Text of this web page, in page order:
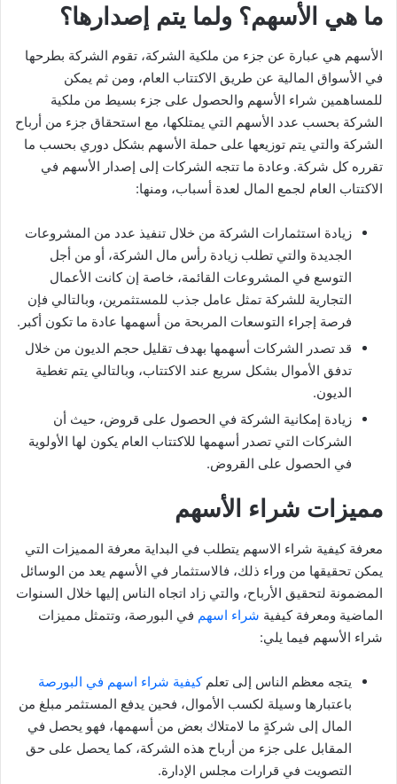
ما هي الأسهم؟ ولما يتم إصدارها؟
الأسهم هي عبارة عن جزء من ملكية الشركة، تقوم الشركة بطرحها
في الأسواق المالية عن طريق الاكتتاب العام، ومن ثم يمكن
للمساهمين شراء الأسهم والحصول على جزء بسيط من ملكية
الشركة بحسب عدد الأسهم التي يمتلكها، مع استحقاق جزء من أرباح
الشركة والتي يتم توزيعها على حملة الأسهم بشكل دوري بحسب ما
تقرره كل شركة. وعادة ما تتجه الشركات إلى إصدار الأسهم في
الاكتتاب العام لجمع المال لعدة أسباب، ومنها:
زيادة استثمارات الشركة من خلال تنفيذ عدد من المشروعات
الجديدة والتي تطلب زيادة رأس مال الشركة، أو من أجل
التوسع في المشروعات القائمة، خاصة إن كانت الأعمال
التجارية للشركة تمثل عامل جذب للمستثمرين، وبالتالي فإن
فرصة إجراء التوسعات المربحة من أسهمها عادة ما تكون أكبر.
قد تصدر الشركات أسهمها بهدف تقليل حجم الديون من خلال
تدفق الأموال بشكل سريع عند الاكتتاب، وبالتالي يتم تغطية
الديون.
زيادة إمكانية الشركة في الحصول على قروض، حيث أن
الشركات التي تصدر أسهمها للاكتتاب العام يكون لها الأولوية
في الحصول على القروض.
مميزات شراء الأسهم
معرفة كيفية شراء الاسهم يتطلب في البداية معرفة المميزات التي
يمكن تحقيقها من وراء ذلك، فالاستثمار في الأسهم يعد من الوسائل
المضمونة لتحقيق الأرباح، والتي زاد اتجاه الناس إليها خلال السنوات
الماضية ومعرفة كيفية شراء اسهم في البورصة، وتتمثل مميزات
شراء الأسهم فيما يلي:
يتجه معظم الناس إلى تعلمكيفية شراء اسهم في البورصة
باعتبارها وسيلة لكسب الأموال، فحين يدفع المستثمر مبلغ من
المال إلى شركةٍ ما لامتلاك بعض من أسهمها، فهو يحصل في
المقابل على جزء من أرباح هذه الشركة، كما يحصل على حق
التصويت في قرارات مجلس الإدارة.